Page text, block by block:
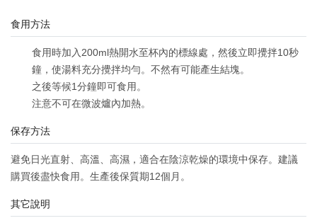
食用方法
食用時加入200ml熱開水至杯內的標線處，然後立即攪拌10秒
鐘，使湯料充分攪拌均勻。不然有可能產生結塊。
之後等候1分鐘即可食用。
注意不可在微波爐內加熱。
保存方法
避免日光直射、高溫、高濕，適合在陰涼乾燥的環境中保存。建議
購買後盡快食用。生產後保質期12個月。
其它說明